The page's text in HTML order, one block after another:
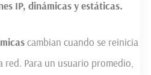
IP, dinámicas y estáticas.
cambian cuando se reinicia
Para un usuario promedio,